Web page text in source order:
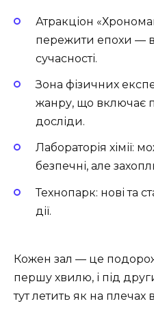
Атракціон
пережити епохи —
сучасності.
Зона фізичних
жанру, що включає
досліди.
Лабораторія хімії:
безпечні, але
Технопарк: нові та
дії.
Кожен зал — це
першу хвилю, і під
тут летить як на плечах